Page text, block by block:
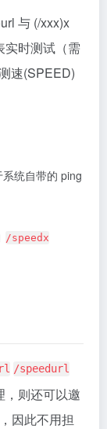
与 (/xxx)x
实时测试（需
速(SPEED)
系统自带的 ping
/speedx
/speedurl
，则还可以邀
因此不用担